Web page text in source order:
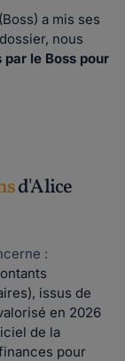
a mis ses
nous
le Boss pour
d'Alice
:
issus de
en 2026
de la
pour